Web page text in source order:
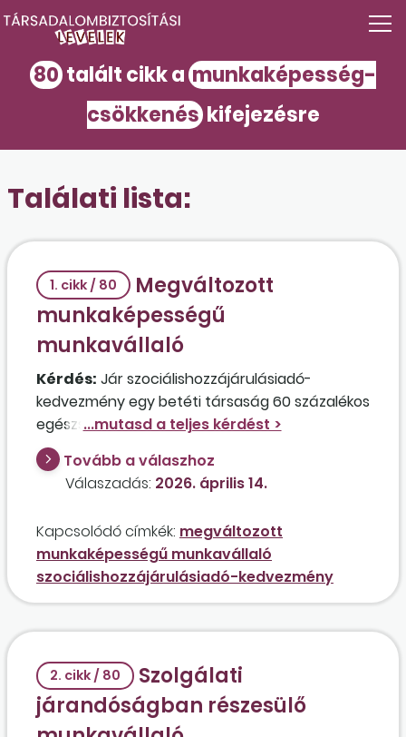
80 talált cikk a munkaképesség-
csökkenéskifejezésre
Találati lista:
1. cikk / 80
Megváltozott
munkaképességű
munkavállaló
Kérdés: Jár szociálishozzájárulásiadó-
kedvezmény egy betéti társaság 60 százalékos
egészségi állapottal rendelkező munkavállalója
után abban az esetben, ha a szükséges
biztosítási idő hiányában nem részesül
rokkantsági ellátásban? Jogosult lesz
Tovább a válaszhoz
Válaszadás: 2026. április 14.
Kapcsolódó címkék: megváltozott
munkaképességű munkavállaló
szociálishozzájárulásiadó-kedvezmény
2. cikk / 80
Szolgálati
járandóságban részesülő